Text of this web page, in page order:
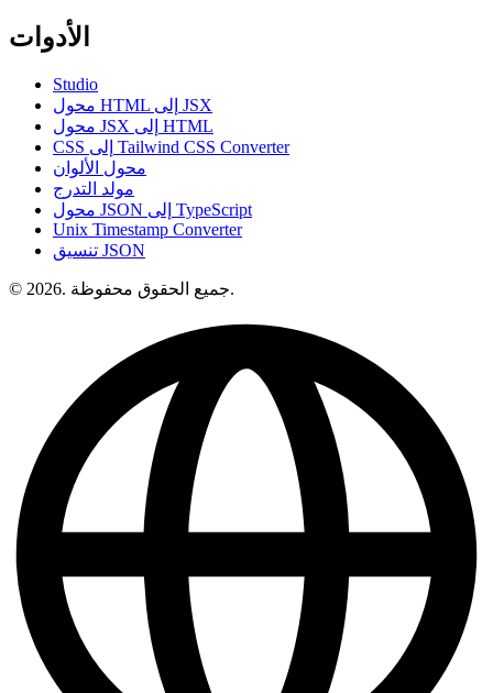
الأدوات
Studio
محول HTML إلى JSX
محول JSX إلى HTML
CSS إلى Tailwind CSS Converter
محول الألوان
مولد التدرج
محول JSON إلى TypeScript
Unix Timestamp Converter
تنسيق JSON
© 2026. جميع الحقوق محفوظة.